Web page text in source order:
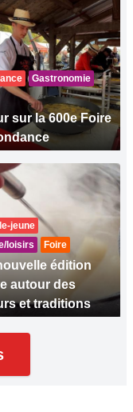
Gastronomie
sur la 600e Foire
jeune
loisirs
Foire
édition
autour des
et traditions